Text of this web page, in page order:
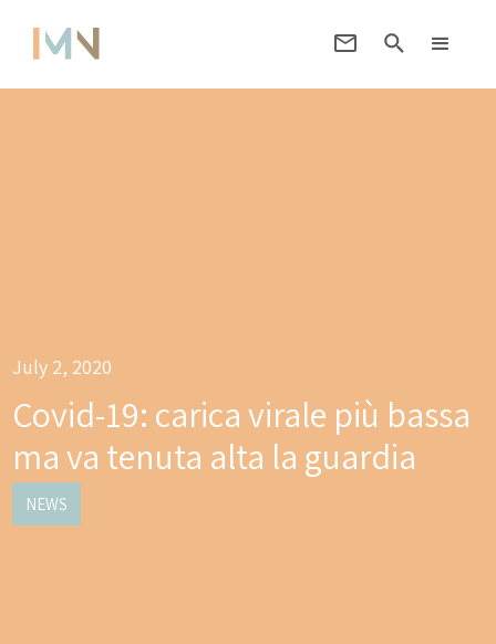
July 2, 2020
Covid-19: carica virale più bassa
ma va tenuta alta la guardia
NEWS